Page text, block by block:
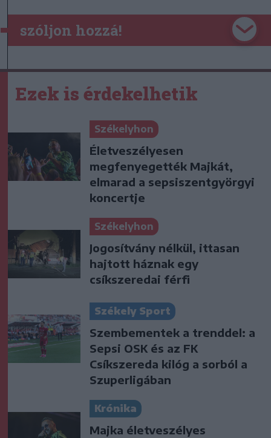
szóljon hozzá!
Ezek is érdekelhetik
Székelyhon
Életveszélyesen
megfenyegették Majkát,
elmarad a sepsiszentgyörgyi
koncertje
Székelyhon
Jogosítvány nélkül, ittasan
hajtott háznak egy
csíkszeredai férfi
Székely Sport
Szembementek a trenddel: a
Sepsi OSK és az FK
Csíkszereda kilóg a sorból a
Szuperligában
Krónika
Majka életveszélyes